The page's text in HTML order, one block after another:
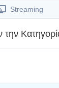
Streaming
την